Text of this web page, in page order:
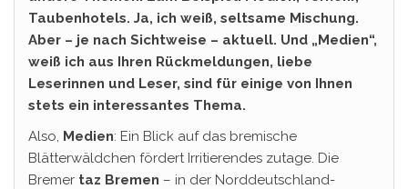
Taubenhotels. Ja, ich weiß, seltsame Mischung.
Aber – je nach Sichtweise – aktuell. Und „Medien“,
weiß ich aus Ihren Rückmeldungen, liebe
Leserinnen und Leser, sind für einige von Ihnen
stets ein interessantes Thema.
Also, Medien: Ein Blick auf das bremische
Blätterwäldchen fördert Irritierendes zutage. Die
Bremer taz Bremen – in der Norddeutschland-